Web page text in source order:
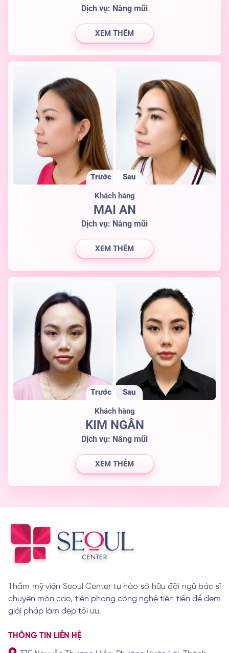
Dịch vụ: Nâng mũi
XEM THÊM
Trước Sau
Khách hàng
MAI AN
Dịch vụ: Nâng mũi
XEM THÊM
Trước Sau
Khách hàng
KIM NGÂN
Dịch vụ: Nâng mũi
XEM THÊM
Thẩm mỹ viện Seoul Center tự hào sở hữu đội ngũ bác sĩ
chuyên môn cao, tiên phong công nghệ tiên tiến để đem
giải pháp làm đẹp tối ưu.
THÔNG TIN LIÊN HỆ